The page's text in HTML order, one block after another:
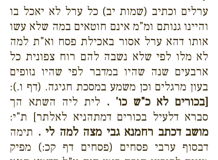
ערלים וכתיב (שמות יב) כל ערל לא יאכל בו
והיינו גנותם ומ"מ אינם חוטאים במה שלא עשו
אותו דהא ערל אסור באכילת פסח וא"ת למה
לא מלו לפי שלא נשבה להם רוח צפונית כל
ארבעים שנה שהיו במדבר לפי שהיו נזופים
בעון מרגלים וכן משמע במסכת חגיגה. (דף ו.):
[בכורים לא כ"ש כו' . לית ליה השתא הך
סברא דלעיל בכורים דמתהניא לאלתר] ת"י:
מושב דכתב רחמנא גבי מצה למה לי . תימה
דבסוף ערבי פסחים (פסחים דף קכ:) מפיק